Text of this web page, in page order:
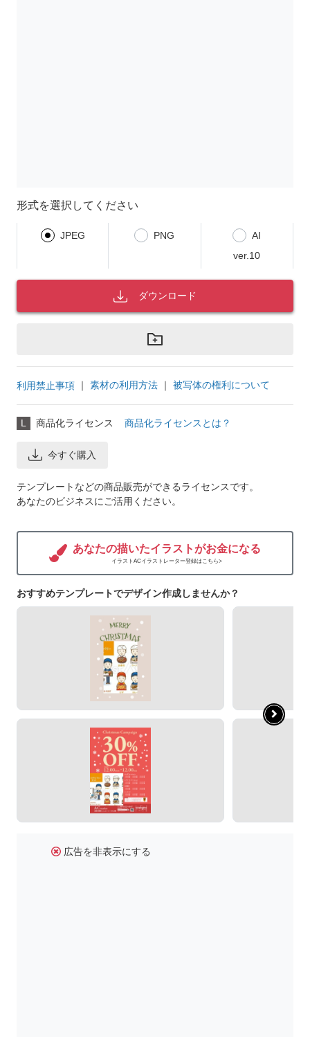
形式を選択してください
JPEG PNG
AI
ver.10
ダウンロード
利用禁止事項 ｜ 素材の利用方法 ｜ 被写体の権利について
L 商品化ライセンス 商品化ライセンスとは？
今すぐ購入
テンプレートなどの商品販売ができるライセンスです。
あなたのビジネスにご活用ください。
あなたの描いたイラストがお金になる
イラストACイラストレーター登録はこちら>
おすすめテンプレートでデザイン作成しませんか？
広告を非表示にする